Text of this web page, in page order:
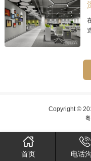
Copyright ©
首页 电话